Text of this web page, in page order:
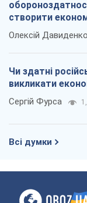
створити
компаній
Олексій Давиденко
Чи здатні
викликати
Сергій Фурса
Всі думки